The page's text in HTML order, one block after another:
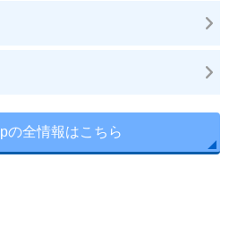
の全情報はこちら